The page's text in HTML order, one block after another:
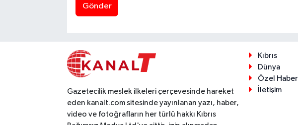
Gönder
Gazetecilik meslek ilkeleri çerçevesinde hareket
eden kanalt.com sitesinde yayınlanan yazı, haber,
video ve fotoğrafların her türlü hakkı Kıbrıs
Kıbrıs
Dünya
Özel Haber
İletişim